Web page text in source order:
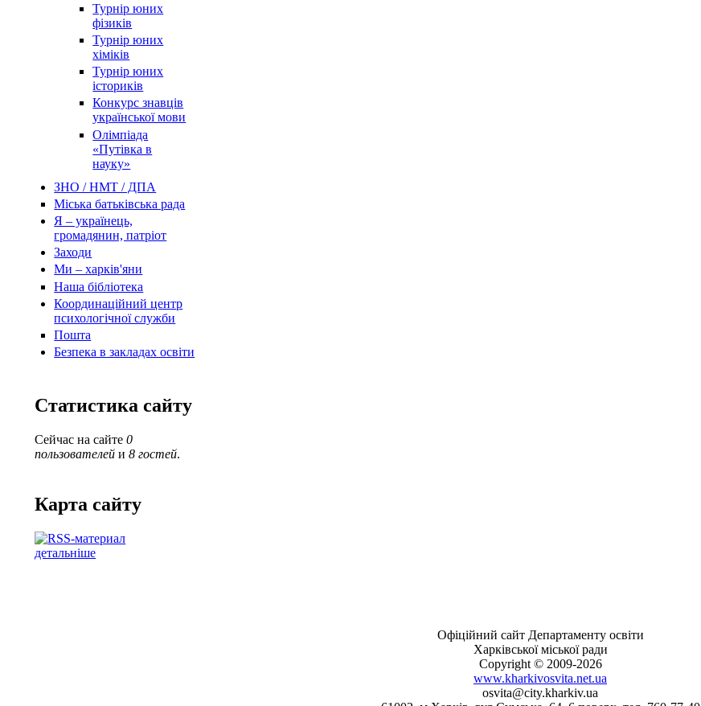
Турнір юних
фізиків
Турнір юних
хіміків
Турнір юних
істориків
Конкурс знавців
української мови
Олімпіада
«Путівка в
науку»
ЗНО / НМТ / ДПА
Міська батьківська рада
Я – українець,
громадянин, патріот
Заходи
Ми – харків'яни
Наша бібліотека
Координаційний центр
психологічної служби
Пошта
Безпека в закладах освіти
Статистика сайту
Сейчас на сайте0
пользователей и8 гостей.
Карта сайту
детальніше
Офіційний сайт Департаменту освіти
Харківської міської ради
Copyright © 2009-2026
www.kharkivosvita.net.ua
osvita@city.kharkiv.ua